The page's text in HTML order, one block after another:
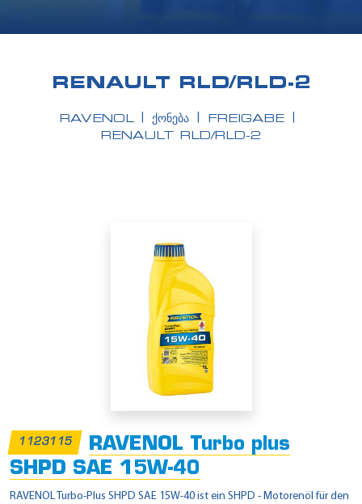
RENAULT RLD/RLD-2
RAVENOL ᲥᲝᲜᲔᲑᲐ
FREIGABE
RENAULT RLD/RLD-2
1123115
RAVENOL Turbo plus
SHPD SAE 15W-40
RAVENOL Turbo-Plus SHPD SAE 15W-40 ist ein SHPD - Motorenöl für den